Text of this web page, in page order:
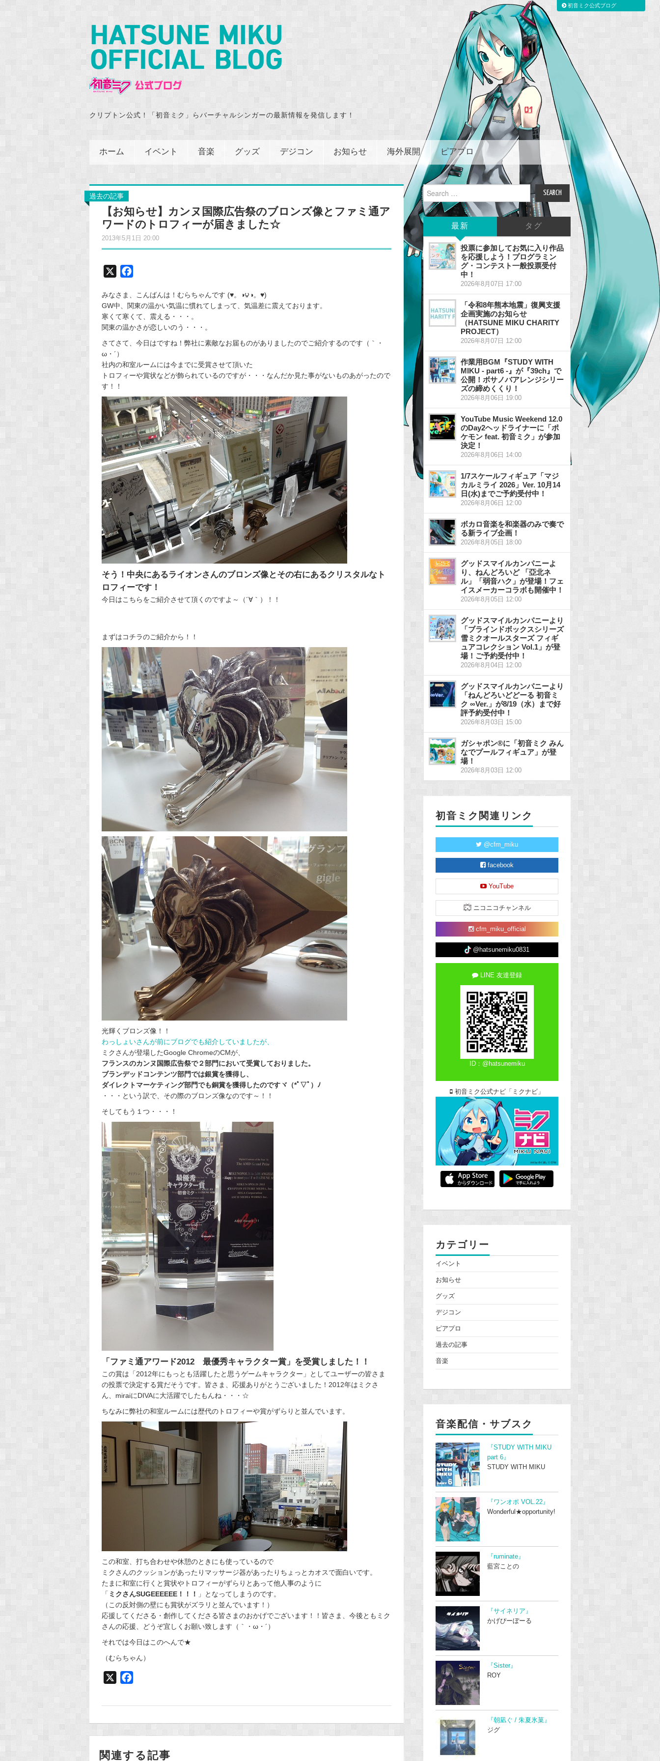
クリプトン公式！「初音ミク」らバーチャルシンガーの最新情報を発信します！
ホーム イベント 音楽 グッズ デジコン お知らせ 海外展開 ピアプロ
過去の記事
【お知らせ】カンヌ国際広告祭のブロンズ像とファミ通ア
ワードのトロフィーが届きました☆
2013年5月1日 20:00
c
e
b
k
みなさま、こんばんは！むらちゃんです (♥。◑౪◑。♥)
GW中、関東の温かい気温に慣れてしまって、気温差に震えております。
寒くて寒くて、震える・・・。
関東の温かさが恋しいのう・・・。
さてさて、今日はですね！弊社に素敵なお届ものがありましたのでご紹介するのです（｀・
ω・´）
社内の和室ルームには今までに受賞させて頂いた
トロフィーや賞状などが飾られているのですが・・・なんだか見た事がないものあがったので
す！！
そう！中央にあるライオンさんのブロンズ像とその右にあるクリスタルなト
ロフィーです！
今日はこちらをご紹介させて頂くのですよ～（´∀｀）！！
まずはコチラのご紹介から！！
光輝くブロンズ像！！
わっしょいさんが前にブログでも紹介していましたが、
ミクさんが登場したGoogle ChromeのCMが、
フランスのカンヌ国際広告祭で２部門において受賞しておりました。
ブランデッドコンテンツ部門では銀賞を獲得し、
ダイレクトマーケティング部門でも銅賞を獲得したのですヾ（*ﾟ▽ﾟ）ﾉ
・・・という訳で、その際のブロンズ像なのです～！！
そしてもう１つ・・・！
「ファミ通アワード2012 最優秀キャラクター賞」を受賞しました！！
この賞は「2012年にもっとも活躍したと思うゲームキャラクター」としてユーザーの皆さま
の投票で決定する賞だそうです。皆さま、応援ありがとうございました！2012年はミクさ
ん、miraiにDIVAに大活躍でしたもんね・・・☆
ちなみに弊社の和室ルームには歴代のトロフィーや賞がずらりと並んでいます。
この和室、打ち合わせや休憩のときにも使っているので
ミクさんのクッションがあったりマッサージ器があったりちょっとカオスで面白いです。
たまに和室に行くと賞状やトロフィーがずらりとあって他人事のように
「 ミクさんSUGEEEEEE！！！
」となってしまうのです。
（この反対側の壁にも賞状がズラリと並んでいます！）
応援してくださる・創作してくださる皆さまのおかげでございます！！皆さま、今後ともミク
さんの応援、どうぞ宜しくお願い致します（｀・ω・´）
それでは今日はこのへんで★
（むらちゃん）
o
関連する記事
Search
for:
最新 タグ
投票に参加してお気に入り作品
を応援しよう！プログラミン
グ・コンテスト一般投票受付
中！
2026年8月07日 17:00
「令和8年熊本地震」復興支援
企画実施のお知らせ
（HATSUNE MIKU CHARITY
PROJECT）
2026年8月07日 12:00
作業用BGM『STUDY WITH
MIKU - part6 -』が『39ch』で
公開！ボサノバアレンジシリー
ズの締めくくり！
2026年8月06日 19:00
YouTube Music Weekend 12.0
のDay2ヘッドライナーに「ポ
ケモン feat. 初音ミク」が参加
決定！
2026年8月06日 14:00
1/7スケールフィギュア「マジ
カルミライ 2026」Ver. 10月14
日(水)までご予約受付中！
2026年8月06日 12:00
ボカロ音楽を和楽器のみで奏で
る新ライブ企画！
2026年8月05日 18:00
グッドスマイルカンパニーよ
り、ねんどろいど 「亞北ネ
ル」「弱音ハク」が登場！フェ
イスメーカーコラボも開催中！
2026年8月05日 12:00
グッドスマイルカンパニーより
「ブラインドボックスシリーズ
雪ミクオールスターズ フィギ
ュアコレクション Vol.1」が登
場！ご予約受付中！
2026年8月04日 12:00
グッドスマイルカンパニーより
「ねんどろいどどーる 初音ミ
ク ∞Ver.」が8/19（水）まで好
評予約受付中！
2026年8月03日 15:00
ガシャポン®に「初音ミク みん
なでプールフィギュア」が登
場！
2026年8月03日 12:00
初音ミク関連リンク
@cfm_miku
facebook
YouTube
ニコニコチャンネル
cfm_miku_official
@hatsunemiku0831
LINE 友達登録
ID：@hatsunemiku
初音ミク公式ナビ「ミクナビ」
カテゴリー
イベント
お知らせ
グッズ
デジコン
ピアプロ
過去の記事
音楽
音楽配信・サブスク
『STUDY WITH MIKU
part 6』
STUDY WITH MIKU
『ワンオポ VOL.22』
Wonderful★opportunity!
『ruminate』
藍宮ことの
『サイネリア』
かげぴーぼーる
『Sister』
ROY
『朝凪ぐ / 朱夏氷菓』
ジグ
初音ミク公式ブログ